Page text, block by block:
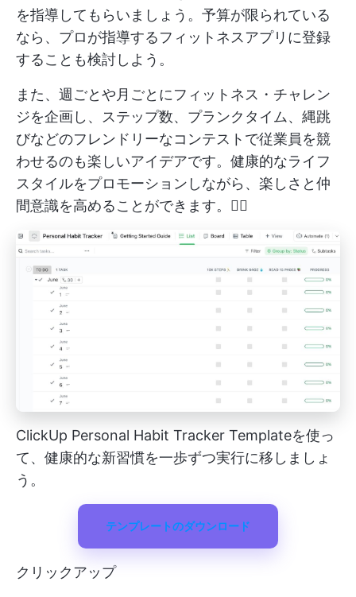
を指導してもらいましょう。予算が限られている
なら、プロが指導するフィットネスアプリに登録
することも検討しよう。
また、週ごとや月ごとにフィットネス・チャレン
ジを企画し、ステップ数、プランクタイム、縄跳
びなどのフレンドリーなコンテストで従業員を競
わせるのも楽しいアイデアです。健康的なライフ
スタイルをプロモーションしながら、楽しさと仲
間意識を高めることができます。🤸‍♂️
ClickUp Personal Habit Tracker Templateを使っ
て、健康的な新習慣を一歩ずつ実行に移しましょ
う。
テンプレートのダウンロード
クリックアップ